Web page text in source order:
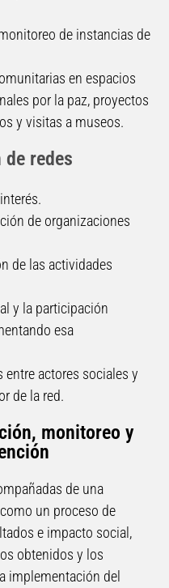
de instancias de
en espacios
por la paz, proyectos
y visitas a museos.
redes
de organizaciones
de las actividades
y la participación
esa
actores sociales y
de la red.
monitoreo y
de una
un proceso de
e impacto social,
obtenidos y los
implementación del